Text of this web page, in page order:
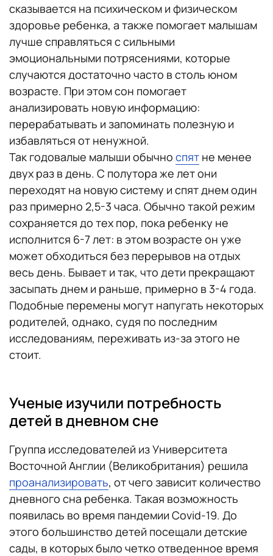
сказывается на психическом и физическом
здоровье ребенка, а также помогает малышам
лучше справляться с сильными
эмоциональными потрясениями, которые
случаются достаточно часто в столь юном
возрасте. При этом сон помогает
анализировать новую информацию:
перерабатывать и запоминать полезную и
избавляться от ненужной.
Так годовалые малыши обычно спят не менее
двух раз в день. С полутора же лет они
переходят на новую систему и спят днем один
раз примерно 2,5-3 часа. Обычно такой режим
сохраняется до тех пор, пока ребенку не
исполнится 6-7 лет: в этом возрасте он уже
может обходиться без перерывов на отдых
весь день. Бывает и так, что дети прекращают
засыпать днем и раньше, примерно в 3-4 года.
Подобные перемены могут напугать некоторых
родителей, однако, судя по последним
исследованиям, переживать из-за этого не
стоит.
Ученые изучили потребность
детей в дневном сне
Группа исследователей из Университета
Восточной Англии (Великобритания) решила
проанализировать, от чего зависит количество
дневного сна ребенка. Такая возможность
появилась во время пандемии Covid-19. До
этого большинство детей посещали детские
сады, в которых было четко отведенное время